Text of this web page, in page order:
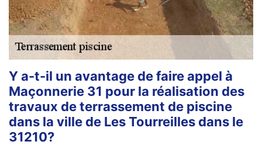
Y a-t-il un avantage de faire appel à
Maçonnerie 31 pour la réalisation des
travaux de terrassement de piscine
dans la ville de Les Tourreilles dans le
31210?